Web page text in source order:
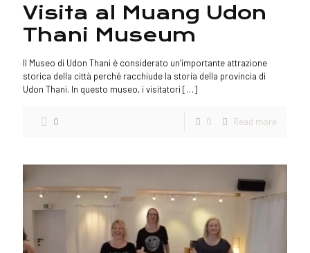
Visita al Muang Udon
Thani Museum
Il Museo di Udon Thani è considerato un’importante attrazione
storica della città perché racchiude la storia della provincia di
Udon Thani. In questo museo, i visitatori […]
0 0 Read more